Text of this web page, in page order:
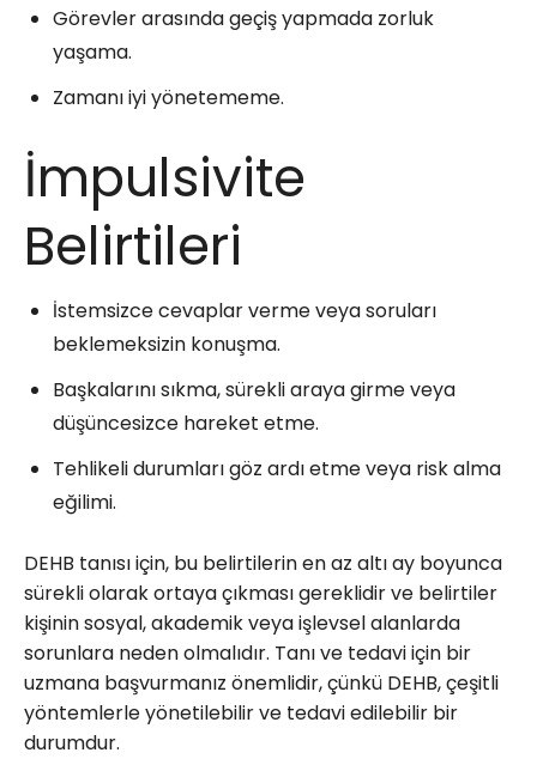
Görevler arasında geçiş yapmada zorluk
yaşama.
Zamanı iyi yönetememe.
İmpulsivite
Belirtileri
İstemsizce cevaplar verme veya soruları
beklemeksizin konuşma.
Başkalarını sıkma, sürekli araya girme veya
düşüncesizce hareket etme.
Tehlikeli durumları göz ardı etme veya risk alma
eğilimi.
DEHB tanısı için, bu belirtilerin en az altı ay boyunca
sürekli olarak ortaya çıkması gereklidir ve belirtiler
kişinin sosyal, akademik veya işlevsel alanlarda
sorunlara neden olmalıdır. Tanı ve tedavi için bir
uzmana başvurmanız önemlidir, çünkü DEHB, çeşitli
yöntemlerle yönetilebilir ve tedavi edilebilir bir
durumdur.